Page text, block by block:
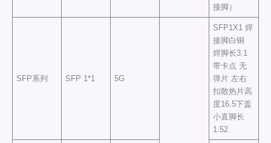
接脚）
SFP系列 SFP 1*1 5G
SFP1X1 焊
接脚白铜
焊脚长3.1
带卡点 无
弹片 左右
扣散热片高
度16.5下盖
小直脚长
1.52